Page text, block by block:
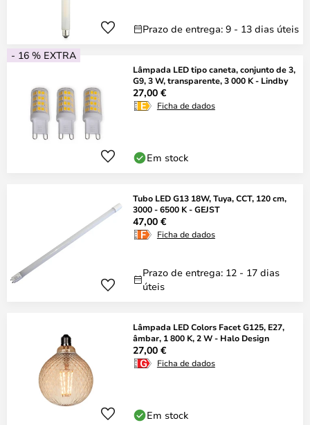
Prazo de entrega: 9 - 13 dias úteis
- 16 % EXTRA
Lâmpada LED tipo caneta, conjunto de 3,
G9, 3 W, transparente, 3 000 K - Lindby
27,00 €
Ficha de dados
Em stock
Tubo LED G13 18W, Tuya, CCT, 120 cm,
3000 - 6500 K - GEJST
47,00 €
Ficha de dados
Prazo de entrega: 12 - 17 dias
úteis
Lâmpada LED Colors Facet G125, E27,
âmbar, 1 800 K, 2 W - Halo Design
27,00 €
Ficha de dados
Em stock